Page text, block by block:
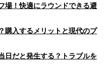
場！快適にラウンドできる避
購入するメリットと現代のプ
日だと発生する？トラブルを